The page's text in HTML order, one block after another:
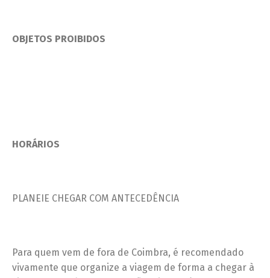
OBJETOS PROIBIDOS
HORÁRIOS
PLANEIE CHEGAR COM ANTECEDÊNCIA
Para quem vem de fora de Coimbra, é recomendado
vivamente que organize a viagem de forma a chegar à